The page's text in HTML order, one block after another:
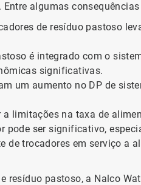
algumas
de resíduo pastoso
é integrado com o
significativas.
um aumento no DP de
limitações na taxa de
pode ser significativo,
de trocadores em serviço a
pastoso, a Nalco